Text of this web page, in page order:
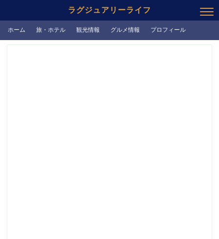
ラグジュアリーライフ
ホーム 旅・ホテル 観光情報 グルメ情報 プロフィール